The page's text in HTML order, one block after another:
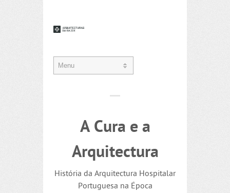
A Cura e a
Arquitectura
História da Arquitectura Hospitalar
Portuguesa na Época